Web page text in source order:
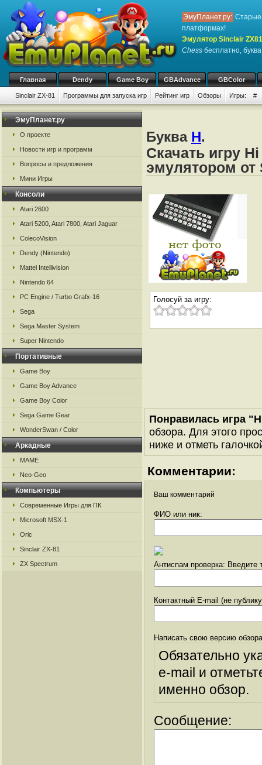
ЭмуПланет.ру: Старые
платформах!
Эмулятор Sinclair ZX81
Chess бесплатно,
Главная Dendy Game Boy GBAdvance GBColor
Sinclair ZX-81 Программы для запуска игр Рейтинг игр Обзоры Игры: #
ЭмуПланет.ру
О проекте
Новости игр и программ
Вопросы и предложения
Мини Игры
Консоли
Atari 2600
Atari 5200, Atari 7800, Atari Jaguar
ColecoVision
Dendy (Nintendo)
Mattel Intellivision
Nintendo 64
PC Engine / Turbo Grafx-16
Sega
Sega Master System
Super Nintendo
Портативные
Game Boy
Game Boy Advance
Game Boy Color
Sega Game Gear
WonderSwan / Color
Аркадные
MAME
Neo-Geo
Компьютеры
Современные Игры для ПК
Microsoft MSX-1
Oric
Sinclair ZX-81
ZX Spectrum
Буква H.
Скачать игру
эмулятором от
Голосуй за игру:
Понравилась игра
обзора. Для этого
ниже и отметь
Комментарии:
Ваш комментарий
ФИО или ник:
Антиспам проверка: Введите
Контактный E-mail (не
Написать свою версию
Обязательно
e-mail и
именно обзор.
Сообщение: